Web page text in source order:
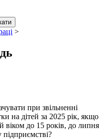
>
при звільненні
на дітей за 2025 рік, якщо
віком до 15 років, до липня